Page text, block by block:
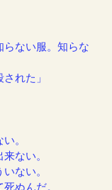
らない服。知らな
れた」
。
ない。
ない。